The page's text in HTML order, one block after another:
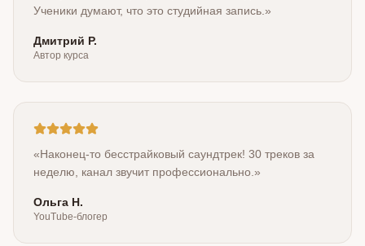
Ученики думают, что это студийная запись. »
Дмитрий Р.
Автор курса
«Наконец-то бесстрайковый саундтрек! 30 треков за
неделю, канал звучит профессионально. »
Ольга Н.
YouTube-блогер